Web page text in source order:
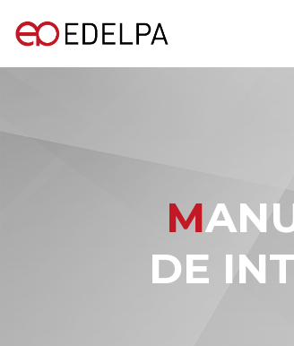
MANUAL DE MANEJO DE INFORMACIÓN
DE